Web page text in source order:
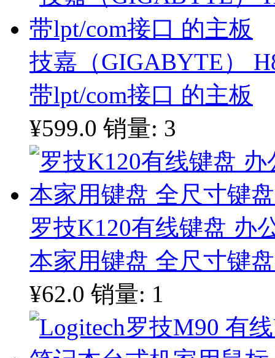
技嘉（GIGABYTE）
带lpt/com接口 的主板
¥599.0 销量: 3
罗技K120有线键盘 办
本家用键盘 全尺寸键
¥62.0 销量: 1